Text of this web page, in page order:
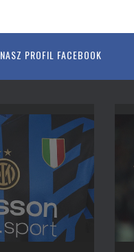
NASZ PROFIL FACEBOOK